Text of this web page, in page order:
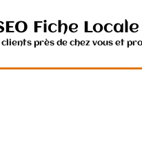
Fiche
près de chez vous et